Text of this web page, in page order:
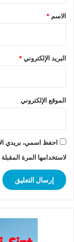
*
الاسم *
البريد الإلكتروني*
الموقع الإلكتروني
احفظ اسمي، بريدي
لاستخدامها المرة